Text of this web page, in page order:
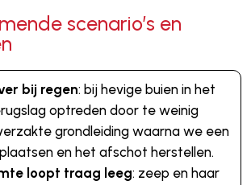
scenario’s en
bij regen: bij hevige buien in het
optreden door te weinig
grondleiding waarna we een
en het afschot herstellen.
loopt traag leeg: zeep en haar